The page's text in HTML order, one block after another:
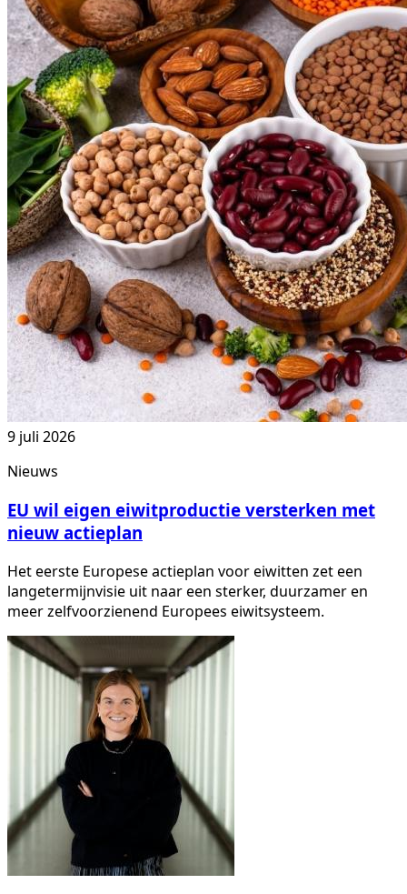
9 juli 2026
Nieuws
EU wil eigen eiwitproductie versterken met
nieuw actieplan
Het eerste Europese actieplan voor eiwitten zet een
langetermijnvisie uit naar een sterker, duurzamer en
meer zelfvoorzienend Europees eiwitsysteem.